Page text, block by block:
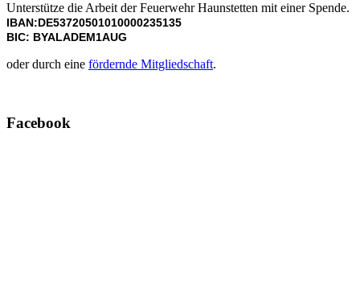
Unterstütze die Arbeit der Feuerwehr Haunstetten mit einer Spende.
IBAN:DE53720501010000235135
BIC: BYALADEM1AUG
oder durch eine fördernde Mitgliedschaft.
Facebook